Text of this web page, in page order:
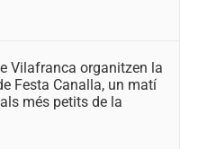
Vilafranca organitzen la
Festa Canalla, un matí
més petits de la